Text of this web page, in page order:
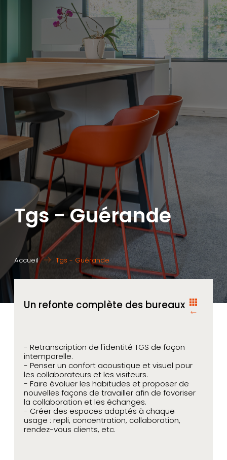
Tgs - Guérande
Accueil Tgs - Guérande
Un refonte complète des bureaux
- Retranscription de l'identité TGS de façon
intemporelle.
- Penser un confort acoustique et visuel pour
les collaborateurs et les visiteurs.
- Faire évoluer les habitudes et proposer de
nouvelles façons de travailler afin de favoriser
la collaboration et les échanges.
- Créer des espaces adaptés à chaque
usage : repli, concentration, collaboration,
rendez-vous clients, etc.